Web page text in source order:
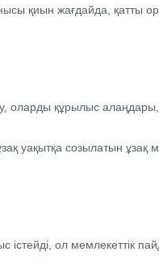
қиын жағдайда, қатты
оларды құрылыс
уақытқа созылатын ұзақ
істейді, ол мемлекеттік